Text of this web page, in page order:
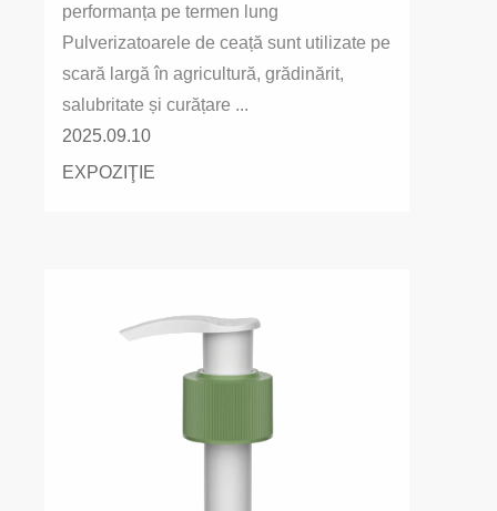
performanța pe termen lung
Pulverizatoarele de ceață sunt utilizate pe
scară largă în agricultură, grădinărit,
salubritate și curățare ...
2025.09.10
EXPOZIŢIE